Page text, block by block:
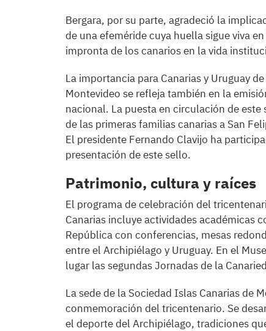
Bergara, por su parte, agradeció la
de una efeméride cuya huella sigue viva
impronta de los canarios en la vida
La importancia para Canarias y Uruguay
Montevideo se refleja también en la
nacional. La puesta en circulación de
de las primeras familias canarias a San
El presidente Fernando Clavijo ha
presentación de este sello.
Patrimonio, cultura y raíces
El programa de celebración del
Canarias incluye actividades académicas
República con conferencias, mesas
entre el Archipiélago y Uruguay. En el
lugar las segundas Jornadas de la
La sede de la Sociedad Islas Canarias de
conmemoración del tricentenario. Se
el deporte del Archipiélago, tradiciones